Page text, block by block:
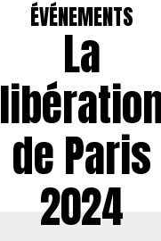
ÉVÉNEMENTS
La
de Paris
2024